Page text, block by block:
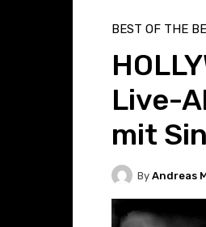
BEST OF THE
Live-
mit
By Andreas